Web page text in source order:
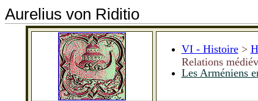
Aurelius von Riditio
VI - Histoire>
Relations
Les Arméniens